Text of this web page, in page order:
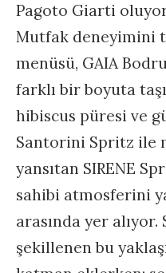
Pagoto Giarti
Mutfak deneyimini
menüsü, GAIA
farklı bir boyuta
hibiscus püresi ve
Santorini Spritz ile
yansıtan SIRENE
sahibi atmosferini
arasında yer alıyor.
şekillenen bu